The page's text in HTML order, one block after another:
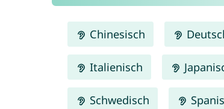
Chinesisch
Italienisch
Schwedisch